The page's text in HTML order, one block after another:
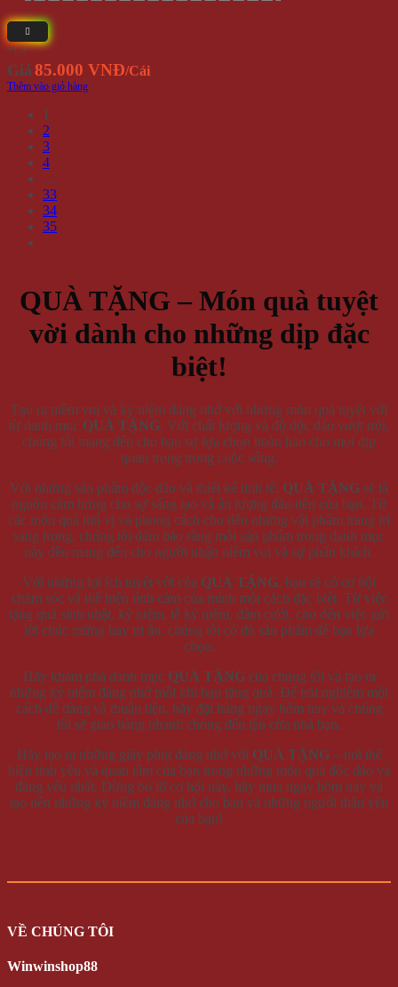
⭐(5)
Giá85.000 VNĐ/Cái
Thêm vào giỏ hàng
1
2
3
4
…
33
34
35
QUÀ TẶNG – Món quà tuyệt
vời dành cho những dịp đặc
biệt!
Tạo ra niềm vui và kỷ niệm đáng nhớ với những món quà tuyệt vời
từ danh mục QUÀ TẶNG. Với chất lượng và độ độc đáo vượt trội,
chúng tôi mang đến cho bạn sự lựa chọn hoàn hảo cho mọi dịp
quan trọng trong cuộc sống.
Với những sản phẩm độc đáo và thiết kế tinh tế, QUÀ TẶNG sẽ là
nguồn cảm hứng cho sự sáng tạo và ấn tượng đầu tiên của bạn. Từ
các món quà thú vị và phong cách cho đến những vật phẩm trang trí
sang trọng, chúng tôi đảm bảo rằng mỗi sản phẩm trong danh mục
này đều mang đến cho người nhận niềm vui và sự phấn khích.
Với những lợi ích tuyệt vời của QUÀ TẶNG, bạn sẽ có cơ hội
chăm sóc và thể hiện tình cảm của mình một cách đặc biệt. Từ việc
tặng quà sinh nhật, kỷ niệm, lễ kỷ niệm, đám cưới, cho đến việc gửi
lời chúc mừng hay tri ân, chúng tôi có đủ sản phẩm để bạn lựa
chọn.
Hãy khám phá danh mục QUÀ TẶNGcủa chúng tôi và tạo ra
những kỷ niệm đáng nhớ mỗi khi bạn tặng quà. Để trải nghiệm một
cách dễ dàng và thuận tiện, hãy đặt hàng ngay hôm nay và chúng
tôi sẽ giao hàng nhanh chóng đến tận cửa nhà bạn.
Hãy tạo ra những giây phút đáng nhớ với QUÀ TẶNG– nơi thể
hiện tình yêu và quan tâm của bạn trong những món quà độc đáo và
đáng yêu nhất. Đừng bỏ lỡ cơ hội này, hãy mua ngay hôm nay và
tạo nên những kỷ niệm đáng nhớ cho bạn và những người thân yêu
của bạn!
VỀ CHÚNG TÔI
Winwinshop88